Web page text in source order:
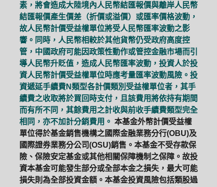
素，將會造成大陸境內人民幣結匯報價與離岸人民幣
結匯報價產生價差（折價或溢價）或匯率價格波動，
故人民幣計價受益權單位將受人民幣匯率波動之影
響。同時，人民幣相較於其他貨幣仍受政府高度控
管，中國政府可能因政策性動作或管控金融市場而引
導人民幣升貶值，造成人民幣匯率波動，投資人於投
資人民幣計價受益權單位時應考量匯率波動風險。投
資遞延手續費N類型各計價類別受益權單位者，其手
續費之收取將於買回時支付，且該費用將依持有期間
而有所不同，其餘費用之計收與前收手續費類型完全
相同，亦不加計分銷費用。 本基金外幣計價受益權
單位得於基金銷售機構之國際金融業務分行(OBU)及
國際證券業務分公司(OSU)銷售。本基金不受存款保
險、保險安定基金或其他相關保障機制之保障。故投
資本基金可能發生部分或全部本金之損失，最大可能
損失則為全部投資金額。本基金投資風險包括類股過